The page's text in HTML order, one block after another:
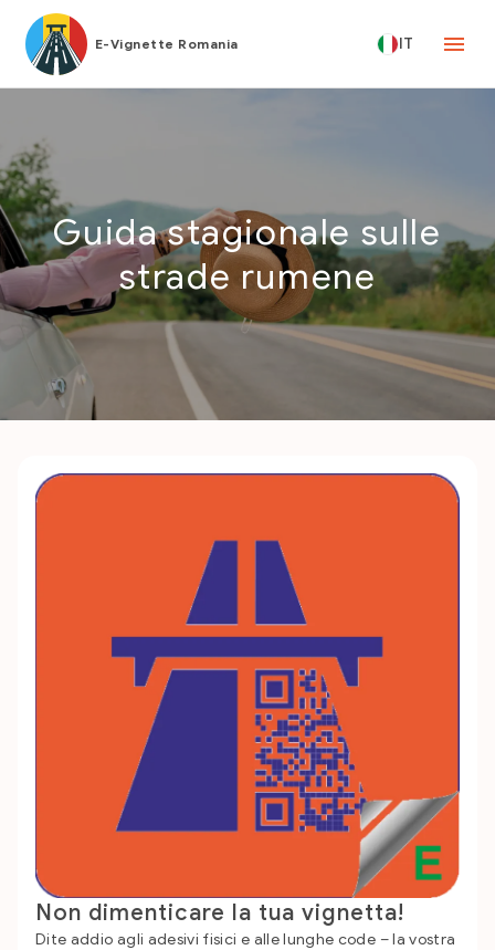
E-Vignette Romania IT
Guida stagionale sulle
strade rumene
Non dimenticare la tua vignetta!
Dite addio agli adesivi fisici e alle lunghe code – la vostra